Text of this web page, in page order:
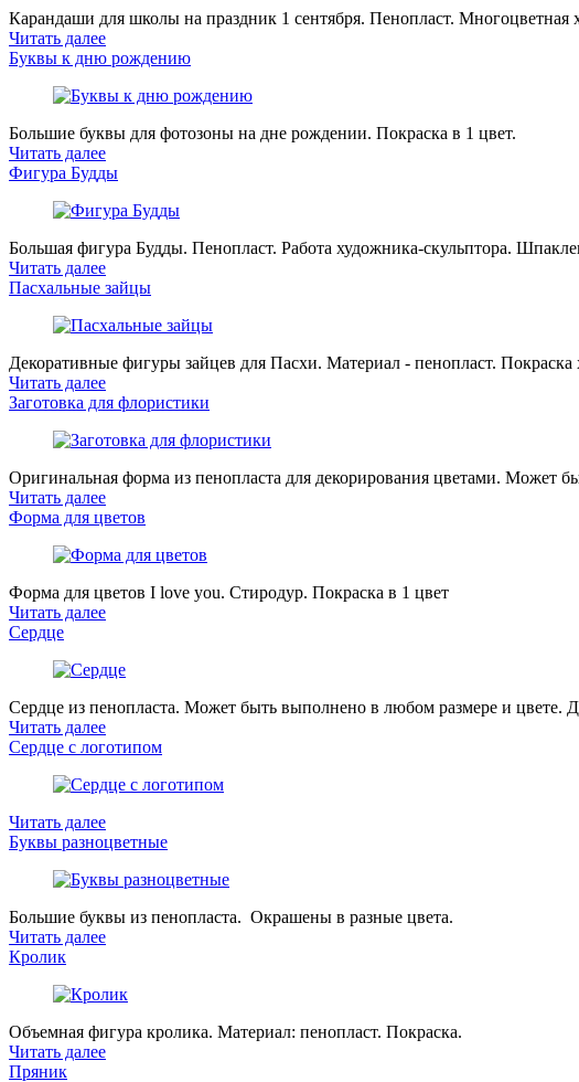
Карандаши для школы на праздник 1 сентября. Пенопласт. Многоцветная
Читать далее
Буквы к дню рождению
Большие буквы для фотозоны на дне рождении. Покраска в 1 цвет.
Читать далее
Фигура Будды
Большая фигура Будды. Пенопласт. Работа художника-скульптора.
Читать далее
Пасхальные зайцы
Декоративные фигуры зайцев для Пасхи. Материал - пенопласт. Покраска
Читать далее
Заготовка для флористики
Оригинальная форма из пенопласта для декорирования цветами. Может
Читать далее
Форма для цветов
Форма для цветов I love you. Стиродур. Покраска в 1 цвет
Читать далее
Сердце
Сердце из пенопласта. Может быть выполнено в любом размере и цвете.
Читать далее
Сердце с логотипом
Читать далее
Буквы разноцветные
Большие буквы из пенопласта. Окрашены в разные цвета.
Читать далее
Кролик
Объемная фигура кролика. Материал: пенопласт. Покраска.
Читать далее
Пряник